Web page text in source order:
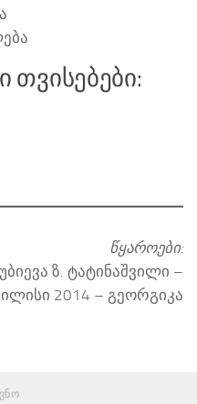
წყაროები:
ზ. ტატინაშვილი –
2014 – გეორგიკა